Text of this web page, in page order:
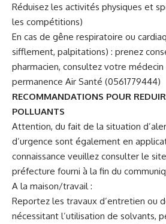
Réduisez les activités physiques et
les compétitions)
En cas de gêne respiratoire ou
sifflement, palpitations) : prenez
pharmacien, consultez votre
permanence Air Santé (0561779444)
RECOMMANDATIONS POUR
POLLUANTS
Attention, du fait de la situation
d’urgence sont également en
connaissance veuillez consulter le
préfecture fourni à la fin du
A la maison/travail :
Reportez les travaux d’entretien ou
nécessitant l’utilisation de solvants,